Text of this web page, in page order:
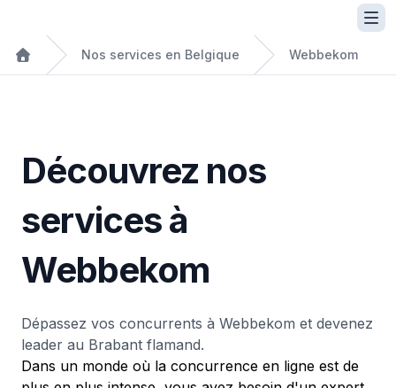
Nos services en Belgique Webbekom
Découvrez nos
services à
Webbekom
Dépassez vos concurrents à Webbekom et devenez
leader au Brabant flamand.
Dans un monde où la concurrence en ligne est de